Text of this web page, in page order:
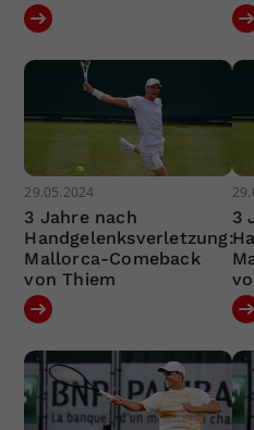
29.05.2024
3 Jahre nach
Handgelenksverletzung:
Mallorca-Comeback
von Thiem
3